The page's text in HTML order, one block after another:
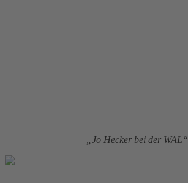
„Jo Hecker bei der WAL“